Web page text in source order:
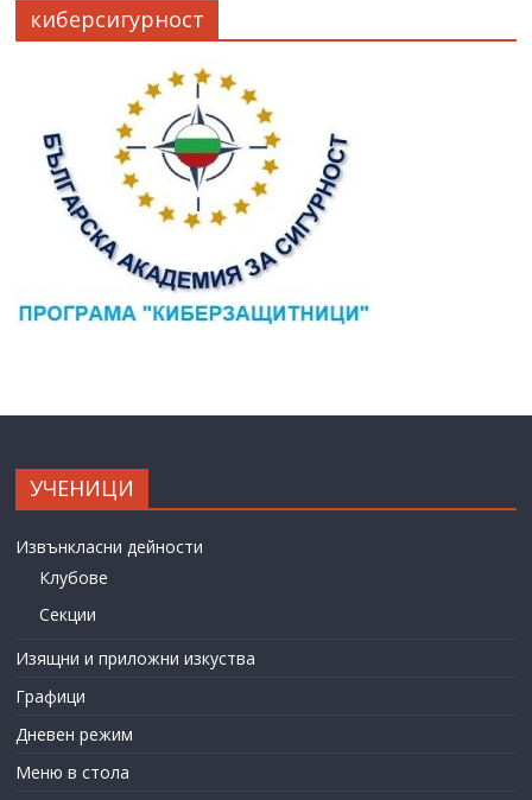
киберсигурност
УЧЕНИЦИ
Извънкласни дейности
Клубове
Секции
Изящни и приложни изкуства
Графици
Дневен режим
Меню в стола